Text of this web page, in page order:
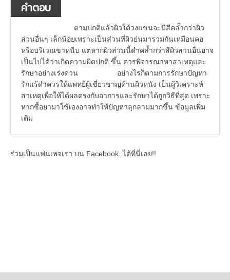
คำตอบ
ตามปกติแล้วผิวใต้วงแขนจะมีสีคล้ำกว่าผิว
ส่วนอื่นๆ เล็กน้อยเพราะเป็นส่วนที่ผิวย่นมารวมกันเหมือนคอ
หรือบริเวณขาหนีบ แต่หากผิวส่วนนี้ดำคล้ำกว่าสีผิวส่วนอื่นอาจ
เป็นไปได้ว่าเกิดความผิดปกติ ขึ้น ควรพิจารณาหาสาเหตุและ
รักษาอย่างเร่งด่วน อย่างไรก็ตามการรักษาปัญหา
รักแร้ดำควรให้แพทย์ผู้เชี่ยวชาญด้านผิวหนัง เป็นผู้วิเคราะห์
สาเหตุเพื่อให้ได้ผลตรงกับอาการและรักษาได้ถูกวิธีที่สุด เพราะ
หากซื้อยามาใช้เองอาจทำให้ปัญหาลุกลามมากขึ้น ข้อมูลเพิ่ม
เติม
ร่วมเป็นแฟนเพจเรา บน Facebook..ได้ที่นี่เลย!!